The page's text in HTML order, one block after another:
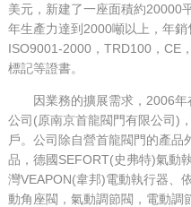
美元，新建了一座面積約20000
年生產力達到2000噸以上，年
ISO9001-2000，TRD100，CE
標記等證書。
因業務的擴展需求，2006年
公司(原南京首龍閥門有限公司)
戶。公司除自營首龍閥門的產品
品，德國SEFORT(史弗特)氣動
灣VEAPON(韋邦)電動執行器、
動角座閥，氣動調節閥，電動調